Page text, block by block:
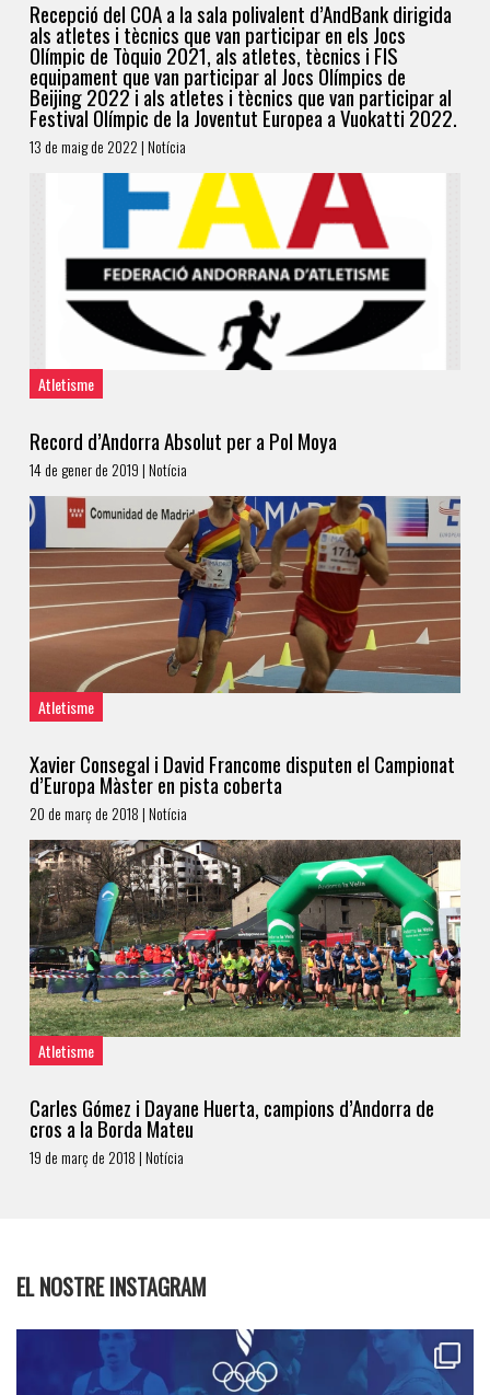
Recepció del COA a la sala polivalent d’AndBank dirigida
als atletes i tècnics que van participar en els Jocs
Olímpic de Tòquio 2021, als atletes, tècnics i FIS
equipament que van participar al Jocs Olímpics de
Beijing 2022 i als atletes i tècnics que van participar al
Festival Olímpic de la Joventut Europea a Vuokatti 2022.
13 de maig de 2022 | Notícia
Atletisme
Record d’Andorra Absolut per a Pol Moya
14 de gener de 2019 | Notícia
Atletisme
Xavier Consegal i David Francome disputen el Campionat
d’Europa Màster en pista coberta
20 de març de 2018 | Notícia
Atletisme
Carles Gómez i Dayane Huerta, campions d’Andorra de
cros a la Borda Mateu
19 de març de 2018 | Notícia
EL NOSTRE INSTAGRAM